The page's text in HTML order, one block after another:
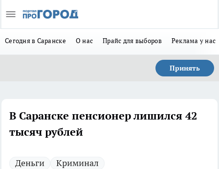
Сегодня в Саранске О нас Прайс для выборов Реклама у нас
Принять
В Саранске пенсионер лишился 42
тысяч рублей
Деньги Криминал